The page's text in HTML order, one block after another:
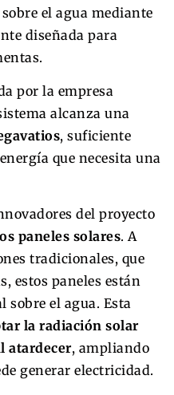
el agua mediante
diseñada para
por la empresa
alcanza una
, suficiente
que necesita una
del proyecto
paneles solares. A
tradicionales, que
estos paneles están
sobre el agua. Esta
la radiación solar
atardecer, ampliando
generar electricidad.